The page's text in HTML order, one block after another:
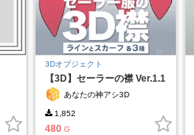
3Dオブジェクト
【3D】セーラーの襟 Ver.1.1
あなたの神アシ3D
1,852
480 G